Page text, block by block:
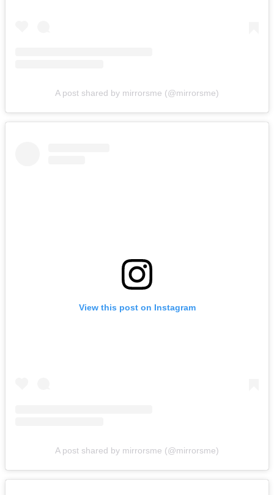
A post shared by mirrorsme (@mirrorsme)
View this post on Instagram
A post shared by mirrorsme (@mirrorsme)